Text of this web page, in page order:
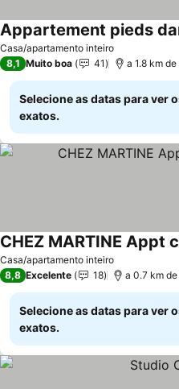
Casa/apartamento inteiro
Appartement pieds
8,1 Muito boa 41 a 1.8 km
Selecione as datas para ver
exatos.
Casa/apartamento inteiro
CHEZ MARTINE Appt
8,8 Excelente 18 a 0.7 km
Selecione as datas para ver
exatos.